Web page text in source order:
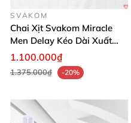
SVAKOM
Chai Xịt Svakom Miracle
Men Delay Kéo Dài Xuất
Tinh Sớm
1.100.000₫
1.375.000₫ -20%